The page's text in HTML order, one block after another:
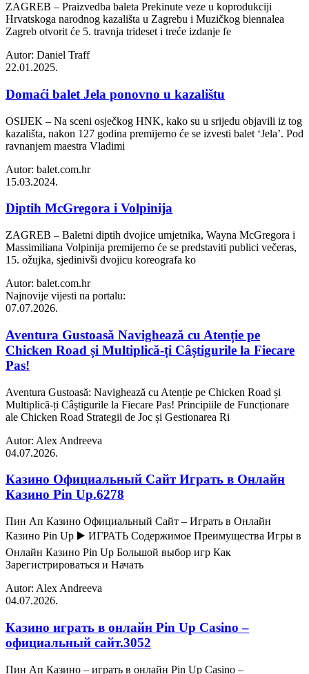
ZAGREB – Praizvedba baleta Prekinute veze u koprodukciji
Hrvatskoga narodnog kazališta u Zagrebu i Muzičkog biennalea
Zagreb otvorit će 5. travnja trideset i treće izdanje fe
Autor: Daniel Traff
22.01.2025.
Domaći balet Jela ponovno u kazalištu
OSIJEK – Na sceni osječkog HNK, kako su u srijedu objavili iz tog
kazališta, nakon 127 godina premijerno će se izvesti balet ‘Jela’. Pod
ravnanjem maestra Vladimi
Autor: balet.com.hr
15.03.2024.
Diptih McGregora i Volpinija
ZAGREB – Baletni diptih dvojice umjetnika, Wayna McGregora i
Massimiliana Volpinija premijerno će se predstaviti publici večeras,
15. ožujka, sjedinivši dvojicu koreografa ko
Autor: balet.com.hr
Najnovije vijesti na portalu:
07.07.2026.
Aventura Gustoasă Navighează cu Atenție pe
Chicken Road și Multiplică-ți Câștigurile la Fiecare
Pas!
Aventura Gustoasă: Navighează cu Atenție pe Chicken Road și
Multiplică-ți Câștigurile la Fiecare Pas! Principiile de Funcționare
ale Chicken Road Strategii de Joc și Gestionarea Ri
Autor: Alex Andreeva
04.07.2026.
Казино Официальный Сайт Играть в Онлайн
Казино Pin Up.6278
Пин Ап Казино Официальный Сайт – Играть в Онлайн
Казино Pin Up ▶️ ИГРАТЬ Содержимое Преимущества Игры в
Онлайн Казино Pin Up Большой выбор игр Как
Зарегистрироваться и Начать
Autor: Alex Andreeva
04.07.2026.
Казино играть в онлайн Pin Up Casino –
официальный сайт.3052
Пин Ап Казино – играть в онлайн Pin Up Casino –